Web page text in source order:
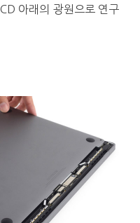
아래의 광원으로 연구